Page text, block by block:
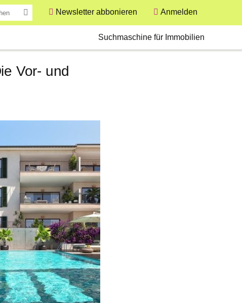
Newsletter abbonieren
User
Anmelden
Suchmaschine für Immobilien
Vor- und